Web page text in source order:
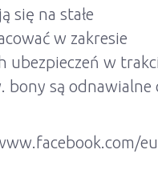
się na stałe
w zakresie
ubezpieczeń w
bony są odnawialne